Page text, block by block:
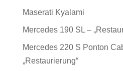
Maserati Kyalami
Mercedes 190 SL –
Mercedes 220 S Ponton
„Restaurierung“